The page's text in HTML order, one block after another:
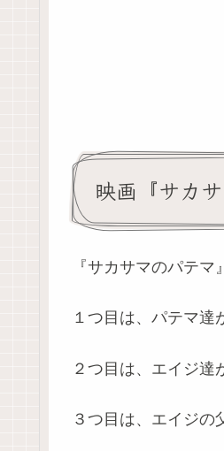
映画『サカ
『サカサマのパテ
１つ目は、パテマ達
２つ目は、エイジ達
３つ目は、エイジの